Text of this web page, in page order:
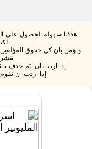
هدفنا سهولة الحصول على
ونؤمن بان كل حقوق
ننشر
إذا اردت ان يتم حذف
إذا اردت ان